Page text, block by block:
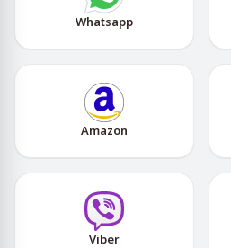
Whatsapp
Amazon
Viber